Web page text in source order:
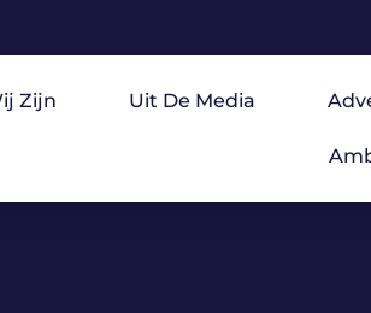
Zijn Uit De Media